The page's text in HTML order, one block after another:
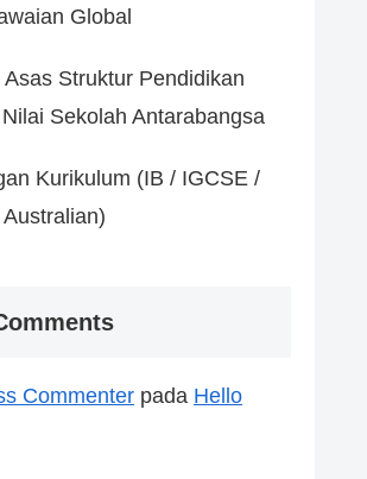
Global
Struktur Pendidikan
Sekolah Antarabangsa
Kurikulum (IB / IGCSE /
Commenter pada Hello